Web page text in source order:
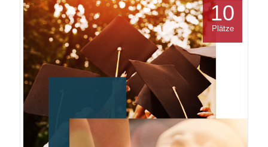
10
Plätze